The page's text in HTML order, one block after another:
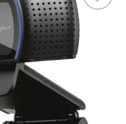
Adicionar
aos meus
desejos